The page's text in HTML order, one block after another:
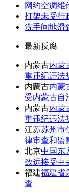
网约空调维
打架未受行
洗手间地滑
最新反腐
内蒙古内蒙
重违纪违法
内蒙古内蒙
受内蒙古自
内蒙古内蒙
重违纪违法
江苏苏州市
律审查和监
北京中国东
致远接受中
福建福建省
查